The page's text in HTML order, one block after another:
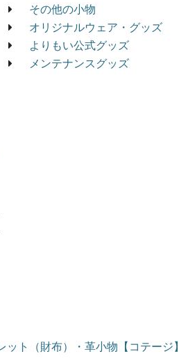
その他の小物
オリジナルウェア・グッズ
よりもい公式グッズ
メンテナンスグッズ
ット（財布）・革小物【コテージ】